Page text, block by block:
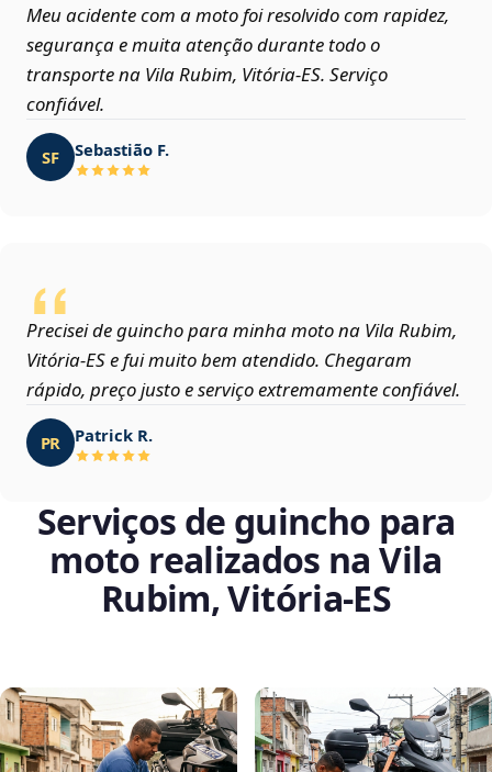
Meu acidente com a moto foi resolvido com rapidez,
segurança e muita atenção durante todo o
transporte na Vila Rubim, Vitória‑ES. Serviço
confiável.
SF Sebastião F.
Precisei de guincho para minha moto na Vila Rubim,
Vitória‑ES e fui muito bem atendido. Chegaram
rápido, preço justo e serviço extremamente confiável.
PR Patrick R.
Serviços de guincho para
moto realizados na Vila
Rubim, Vitória‑ES